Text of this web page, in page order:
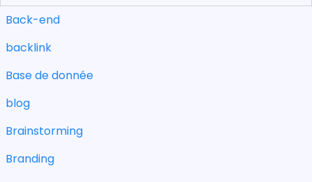
Back-end
backlink
Base de donnée
blog
Brainstorming
Branding